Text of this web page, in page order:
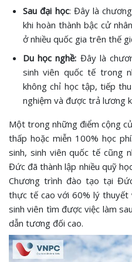
Sau đại học: Đây là
khi hoàn thành bậc cử
ở nhiều quốc gia trên thế
Du học nghề: Đây là
sinh viên quốc tế trong
không chỉ học tập, tiếp
nghiệm và được trả lương
Một trong những điểm cộng
thấp hoặc miễn 100% học
sinh, sinh viên quốc tế cũng
Đức đã thành lập nhiều quỹ
Chương trình đào tạo tại
thực tế cao với 60% lý thuyết
sinh viên tìm được việc làm
dẫn tương đối cao.